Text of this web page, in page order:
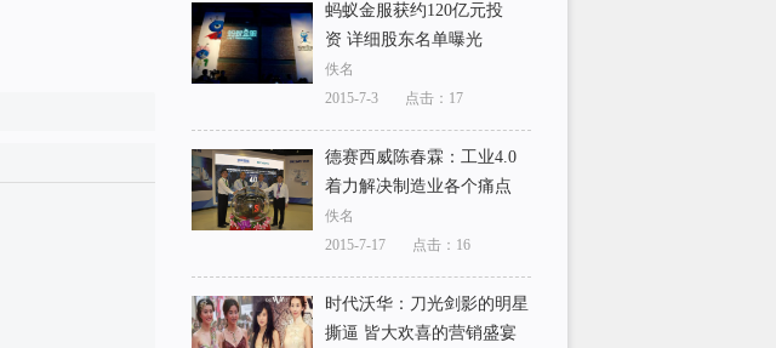
蚂蚁金服获约120亿元投
资 详细股东名单曝光
佚名
2015-7-3
点击：17
德赛西威陈春霖：工业4.0
着力解决制造业各个痛点
佚名
2015-7-17
点击：16
时代沃华：刀光剑影的明星
撕逼 皆大欢喜的营销盛宴